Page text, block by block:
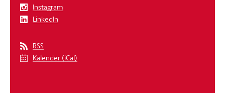
Instagram
LinkedIn
RSS
Kalender (iCal)